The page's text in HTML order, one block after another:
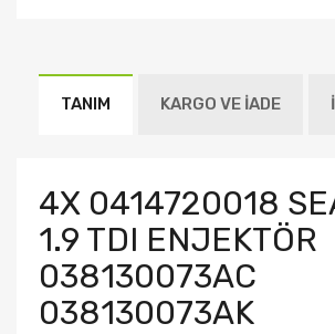
TANIM KARGO VE İADE
4X 0414720018
1.9 TDI ENJEKTÖR
038130073AC
038130073AK